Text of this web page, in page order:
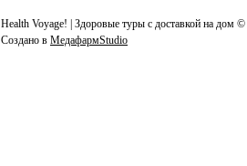
Health Voyage! | Здоровые туры с доставкой на дом
Создано в МедафармStudio